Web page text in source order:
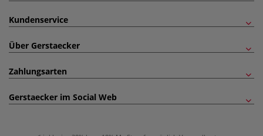
Kundenservice
Über Gerstaecker
Zahlungsarten
Gerstaecker im Social Web